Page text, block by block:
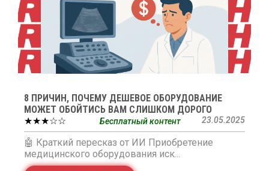
8 ПРИЧИН, ПОЧЕМУ ДЕШЕВОЕ ОБОРУДОВАНИЕ
МОЖЕТ ОБОЙТИСЬ ВАМ СЛИШКОМ ДОРОГО
★★★☆☆
23.05.2025
Бесплатный контент
🤖 Краткий пересказ от ИИ Приобретение
медицинского оборудования иск...